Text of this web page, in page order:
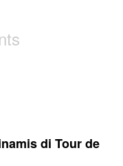
di Tour de